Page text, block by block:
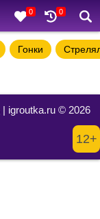
0 0
Гонки
| igroutka.ru © 2026
12+